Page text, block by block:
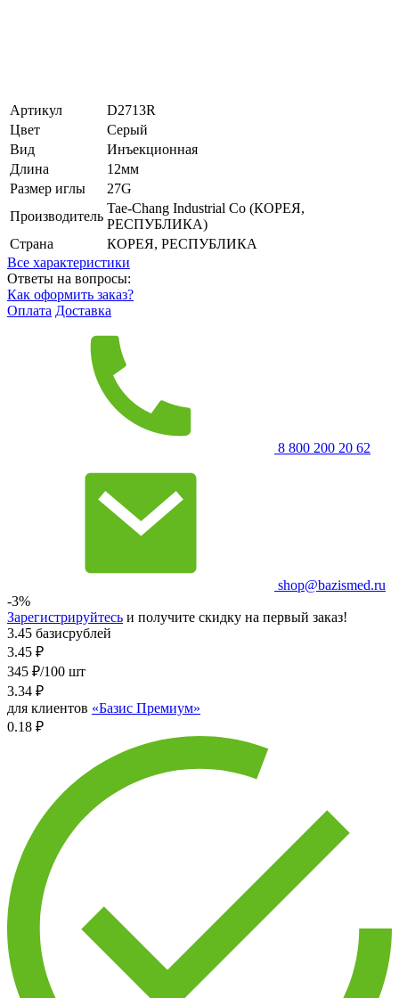
Артикул
D2713R
Цвет
Серый
Вид
Инъекционная
Длина
12мм
Размер иглы
27G
Производитель
Tae-Chang Industrial Co (КОРЕЯ,
РЕСПУБЛИКА)
Страна
КОРЕЯ, РЕСПУБЛИКА
Все характеристики
Ответы на вопросы:
Как оформить заказ?
Оплата Доставка
8 800 200 20 62
shop@bazismed.ru
-3%
Зарегистрируйтесь и получите скидку на первый заказ!
3.45 базисрублей
3.45 ₽
345 ₽/100 шт
3.34 ₽
для клиентов «Базис Премиум»
0.18 ₽